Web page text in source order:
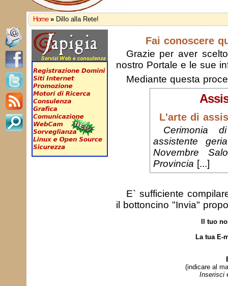
Home » Dillo alla Rete!
Fai conoscere
Grazie per aver
nostro Portale e le sue
Mediante questa
L'arte di
Cerimonia
assistente
Novembre
Provincia [...]
E` sufficiente
il bottoncino "Invia"
Il tuo
La tua E-
(indicare al
Inserisci